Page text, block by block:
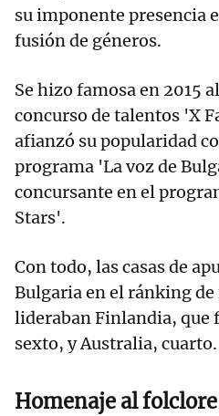
su imponente presencia
fusión de géneros.
Se hizo famosa en 2015
concurso de talentos 'X
afianzó su popularidad
programa 'La voz de
concursante en el
Stars'.
Con todo, las casas de
Bulgaria en el ránking
lideraban Finlandia, que
sexto, y Australia, cuarto.
Homenaje al